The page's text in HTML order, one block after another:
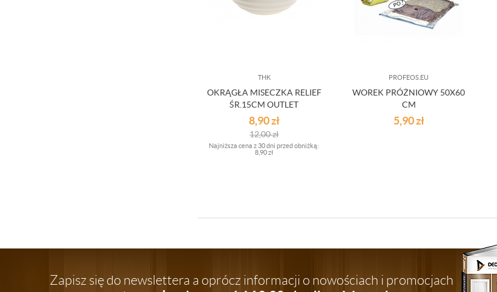
THK
OKRĄGŁA MISECZKA RELIEF
ŚR.15CM OUTLET
8,90zł
12,00zł
Najniższa cena z 30 dni przed obniżką:
8,90 zł
PROFEOS.EU
WOREK PRÓŻNIOWY 50X60
CM
5,90zł
Zapisz się do newslettera a oprócz informacji o nowościach i promocjach